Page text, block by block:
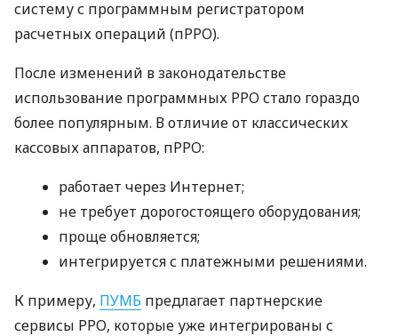
систему с программным регистратором
расчетных операций (пРРО).
После изменений в законодательстве
использование программных РРО стало гораздо
более популярным. В отличие от классических
кассовых аппаратов, пРРО:
работает через Интернет;
не требует дорогостоящего оборудования;
проще обновляется;
интегрируется с платежными решениями.
К примеру, ПУМБ предлагает партнерские
сервисы РРО, которые уже интегрированы с